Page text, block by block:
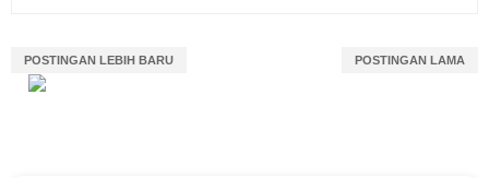
POSTINGAN LEBIH BARU POSTINGAN LAMA